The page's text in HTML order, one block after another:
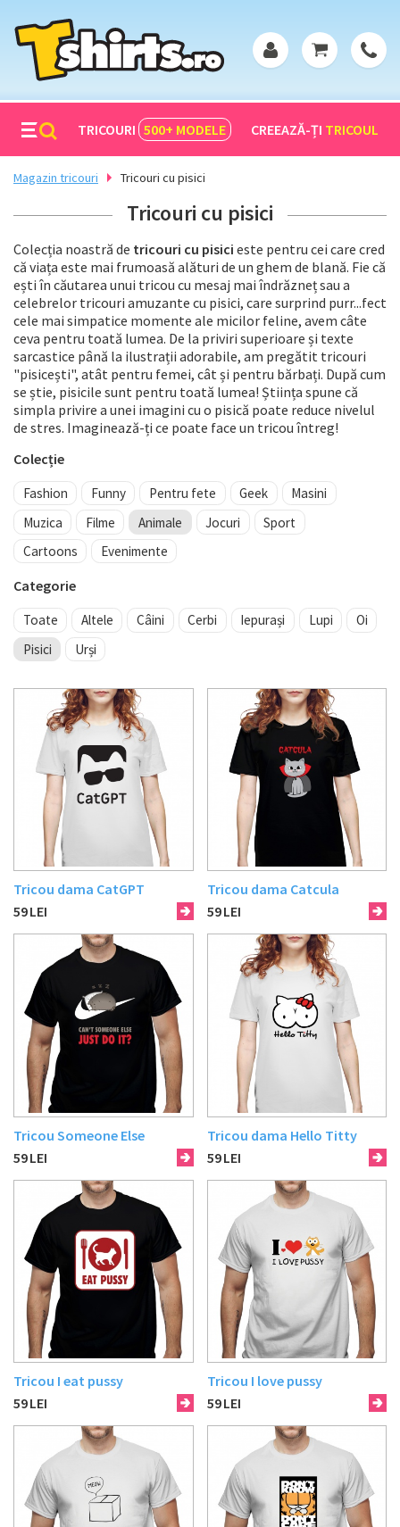
TRICOURI 500+ MODELE CREEAZĂ-ȚI TRICOUL
Magazin tricouri Tricouri cu pisici
Tricouri cu pisici
Colecția noastră de tricouri cu pisici este pentru cei care cred
că viața este mai frumoasă alături de un ghem de blană. Fie că
ești în căutarea unui tricou cu mesaj mai îndrăzneț sau a
celebrelor tricouri amuzante cu pisici, care surprind purr...fect
cele mai simpatice momente ale micilor feline, avem câte
ceva pentru toată lumea. De la priviri superioare și texte
sarcastice până la ilustrații adorabile, am pregătit tricouri
"pisicești", atât pentru femei, cât și pentru bărbați. După cum
se știe, pisicile sunt pentru toată lumea! Știința spune că
simpla privire a unei imagini cu o pisică poate reduce nivelul
de stres. Imaginează-ți ce poate face un tricou întreg!
Colecție
Fashion Funny Pentru fete Geek
Masini
Muzica
Filme Animale Jocuri
Sport
Cartoons
Evenimente
Categorie
Toate Altele Câini Cerbi Iepurași Lupi
Oi
Pisici
Urși
Tricou dama CatGPT
59LEI
Tricou dama Catcula
59LEI
Tricou Someone Else
59LEI
Tricou dama Hello Titty
59LEI
Tricou I eat pussy
59LEI
Tricou I love pussy
59LEI